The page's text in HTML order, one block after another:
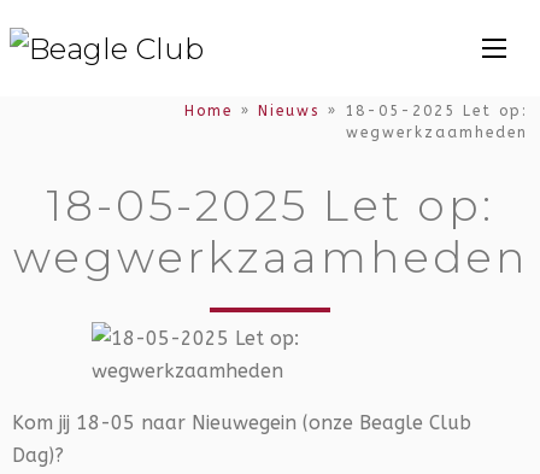
Home » Nieuws »
18-05-2025 Let op:
wegwerkzaamheden
18-05-2025 Let op:
wegwerkzaamheden
Kom jij 18-05 naar Nieuwegein (onze Beagle Club
Dag)?